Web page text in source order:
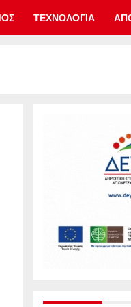
ΤΕΧΝΟΛΟΓΙΑ